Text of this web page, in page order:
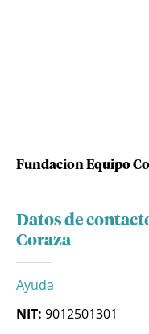
Fundacion Equipo
Datos de
Coraza
Ayuda
NIT: 9012501301